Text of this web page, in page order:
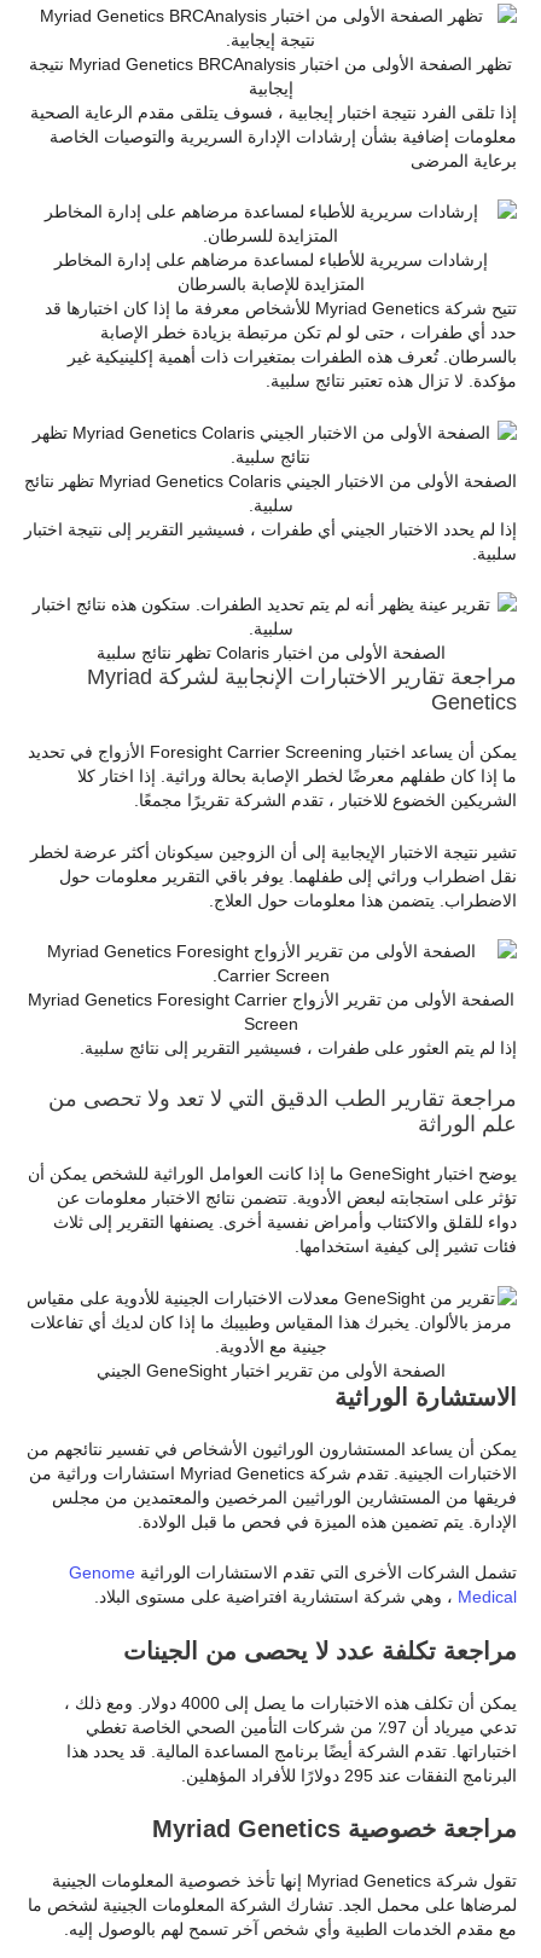
تظهر الصفحة الأولى من اختبار Myriad Genetics BRCAnalysis نتيجة
إيجابية
إذا تلقى الفرد نتيجة اختبار إيجابية ، فسوف يتلقى مقدم الرعاية الصحية
معلومات إضافية بشأن إرشادات الإدارة السريرية والتوصيات الخاصة
برعاية المرضى
إرشادات سريرية للأطباء لمساعدة مرضاهم على إدارة المخاطر
المتزايدة للإصابة بالسرطان
تتيح شركة Myriad Genetics للأشخاص معرفة ما إذا كان اختبارها قد
حدد أي طفرات ، حتى لو لم تكن مرتبطة بزيادة خطر الإصابة
بالسرطان. تُعرف هذه الطفرات بمتغيرات ذات أهمية إكلينيكية غير
مؤكدة. لا تزال هذه تعتبر نتائج سلبية.
الصفحة الأولى من الاختبار الجيني Myriad Genetics Colaris تظهر نتائج
سلبية.
إذا لم يحدد الاختبار الجيني أي طفرات ، فسيشير التقرير إلى نتيجة اختبار
سلبية.
الصفحة الأولى من اختبار Colaris تظهر نتائج سلبية
مراجعة تقارير الاختبارات الإنجابية لشركة Myriad
Genetics
يمكن أن يساعد اختبار Foresight Carrier Screening الأزواج في تحديد
ما إذا كان طفلهم معرضًا لخطر الإصابة بحالة وراثية. إذا اختار كلا
الشريكين الخضوع للاختبار ، تقدم الشركة تقريرًا مجمعًا.
تشير نتيجة الاختبار الإيجابية إلى أن الزوجين سيكونان أكثر عرضة لخطر
نقل اضطراب وراثي إلى طفلهما. يوفر باقي التقرير معلومات حول
الاضطراب. يتضمن هذا معلومات حول العلاج.
الصفحة الأولى من تقرير الأزواج Myriad Genetics Foresight Carrier
Screen
إذا لم يتم العثور على طفرات ، فسيشير التقرير إلى نتائج سلبية.
مراجعة تقارير الطب الدقيق التي لا تعد ولا تحصى من
علم الوراثة
يوضح اختبار GeneSight ما إذا كانت العوامل الوراثية للشخص يمكن أن
تؤثر على استجابته لبعض الأدوية. تتضمن نتائج الاختبار معلومات عن
دواء للقلق والاكتئاب وأمراض نفسية أخرى. يصنفها التقرير إلى ثلاث
فئات تشير إلى كيفية استخدامها.
الصفحة الأولى من تقرير اختبار GeneSight الجيني
الاستشارة الوراثية
يمكن أن يساعد المستشارون الوراثيون الأشخاص في تفسير نتائجهم من
الاختبارات الجينية. تقدم شركة Myriad Genetics استشارات وراثية من
فريقها من المستشارين الوراثيين المرخصين والمعتمدين من مجلس
الإدارة. يتم تضمين هذه الميزة في فحص ما قبل الولادة.
تشمل الشركات الأخرى التي تقدم الاستشارات الوراثية Genome
Medical ، وهي شركة استشارية افتراضية على مستوى البلاد.
مراجعة تكلفة عدد لا يحصى من الجينات
يمكن أن تكلف هذه الاختبارات ما يصل إلى 4000 دولار. ومع ذلك ،
تدعي ميرياد أن 97٪ من شركات التأمين الصحي الخاصة تغطي
اختباراتها. تقدم الشركة أيضًا برنامج المساعدة المالية. قد يحدد هذا
البرنامج النفقات عند 295 دولارًا للأفراد المؤهلين.
مراجعة خصوصية Myriad Genetics
تقول شركة Myriad Genetics إنها تأخذ خصوصية المعلومات الجينية
لمرضاها على محمل الجد. تشارك الشركة المعلومات الجينية لشخص ما
مع مقدم الخدمات الطبية وأي شخص آخر تسمح لهم بالوصول إليه.